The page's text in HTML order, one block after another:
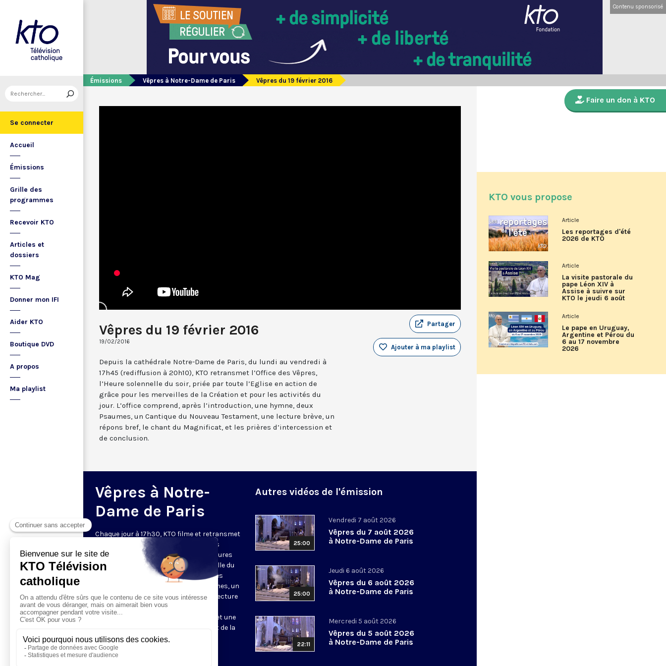
Se connecter
Accueil
Émissions
Grille des
programmes
Recevoir KTO
Articles et
dossiers
KTO Mag
Donner mon IFI
Aider KTO
Boutique DVD
A propos
Ma playlist
Contenu sponsorisé
Émissions Vêpres à Notre-Dame de Paris Vêpres du 19 février 2016
Vêpres du 19 février 2016
19/02/2016
Partager
Ajouter à ma playlist
Depuis la cathédrale Notre-Dame de Paris, du lundi au vendredi à
17h45 (rediffusion à 20h10), KTO retransmet l’Office des Vêpres,
l’Heure solennelle du soir, priée par toute l’Eglise en action de
grâce pour les merveilles de la Création et pour les activités du
jour. L’office comprend, après l’introduction, une hymne, deux
Psaumes, un Cantique du Nouveau Testament, une lecture brève, un
répons bref, le chant du Magnificat, et les prières d’intercession et
de conclusion.
Vêpres à Notre-
Dame de Paris
Chaque jour à 17h30, KTO filme et retransmet
les Vêpres depuis Notre-Dame de Paris
rouverte. Les Vêpres font partie des Heures
de l’Office divin, c’est la prière solennelle du
soir. L’office de Vêpres comprend, après
l’introduction, une hymne, deux Psaumes, un
Cantique du Nouveau Testament, une lecture
brève, le chant d’actions de grâces du
Magnificat, les prières d’intercession et une
brève oraison. Les textes des Vêpres et de la
messe sont presque toujours ceux
qu’indiquent le site
Autres vidéos de l'émission
25:00
Vendredi 7 août 2026
Vêpres du 7 août 2026
à Notre-Dame de Paris
25:00
Jeudi 6 août 2026
Vêpres du 6 août 2026
à Notre-Dame de Paris
22:11
Mercredi 5 août 2026
Vêpres du 5 août 2026
à Notre-Dame de Paris
Faire un don à KTO
KTO vous propose
Article
Les reportages d'été
2026 de KTO
Article
La visite pastorale du
pape Léon XIV à
Assise à suivre sur
KTO le jeudi 6 août
Article
Le pape en Uruguay,
Argentine et Pérou du
6 au 17 novembre
2026